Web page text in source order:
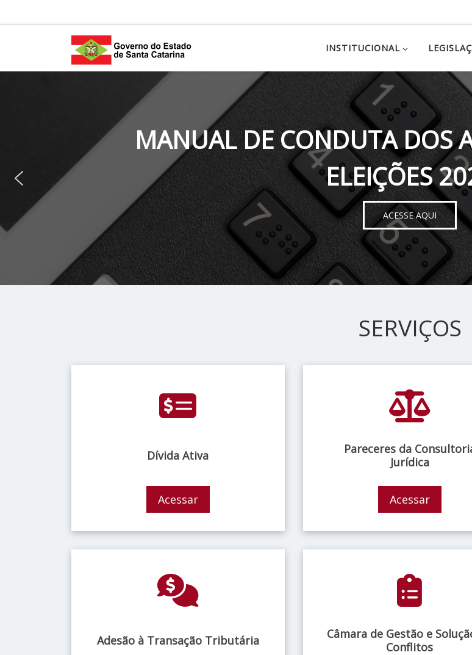
INSTITUCIONAL
MANUAL DE CONDUTA DOS
ELEIÇÕES
ACESSE AQUI
SERVIÇOS
Dívida Ativa
Acessar
Pareceres da
Jurídica
Acessar
Adesão à Transação Tributária
Câmara de Gestão e
Conflitos